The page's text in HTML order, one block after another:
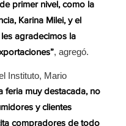
primer nivel, como la
Karina Milei, y el
agradecimos la
, agregó.
Instituto, Mario
feria muy destacada, no
y clientes
compradores de todo